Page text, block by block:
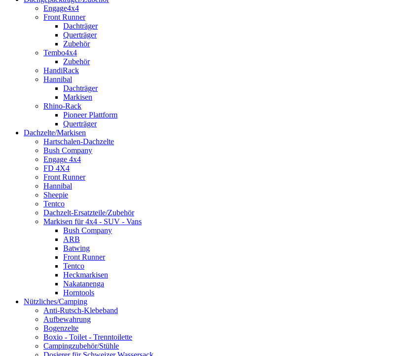
Engage4x4
Front Runner
Dachträger
Querträger
Zubehör
Tembo4x4
Zubehör
HandiRack
Hannibal
Dachträger
Markisen
Rhino-Rack
Pioneer Plattform
Querträger
Dachzelte/Markisen
Hartschalen-Dachzelte
Bush Company
Engage 4x4
FD 4X4
Front Runner
Hannibal
Sheepie
Tentco
Dachzelt-Ersatzteile/Zubehör
Markisen für 4x4 - SUV - Vans
Bush Company
ARB
Batwing
Front Runner
Tentco
Heckmarkisen
Nakatanenga
Horntools
Nützliches/Camping
Anti-Rutsch-Klebeband
Aufbewahrung
Bogenzelte
Boxio - Toilet - Trenntoilette
Campingzubehör/Stühle